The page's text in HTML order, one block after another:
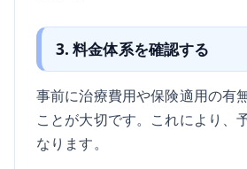
3. 料金体系を確認する
事前に治療費用や保険適用の有
ことが大切です。これにより、
なります。